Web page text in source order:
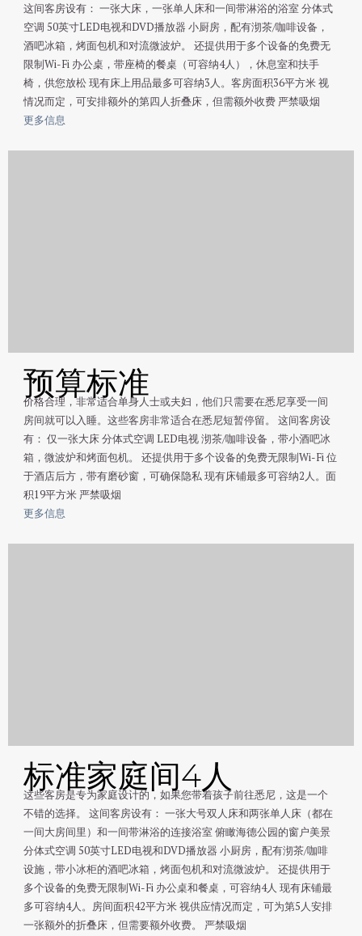
这间客房设有： 一张大床，一张单人床和一间带淋浴的浴室 分体式
空调 50英寸LED电视和DVD播放器 小厨房，配有沏茶/咖啡设备，
酒吧冰箱，烤面包机和对流微波炉。 还提供用于多个设备的免费无
限制Wi-Fi 办公桌，带座椅的餐桌（可容纳4人），休息室和扶手
椅，供您放松 现有床上用品最多可容纳3人。客房面积36平方米 视
情况而定，可安排额外的第四人折叠床，​​但需额外收费 严禁吸烟
更多信息
预算标准
价格合理，非常适合单身人士或夫妇，他们只需要在悉尼享受一间
房间就可以入睡。这些客房非常适合在悉尼短暂停留。 这间客房设
有： 仅一张大床 分体式空调 LED电视 沏茶/咖啡设备，带小酒吧冰
箱，微波炉和烤面包机。 还提供用于多个设备的免费无限制Wi-Fi 位
于酒店后方，带有磨砂窗，可确保隐私 现有床铺最多可容纳2人。面
积19平方米 严禁吸烟
更多信息
标准家庭间4人
这些客房是专为家庭设计的，如果您带着孩子前往悉尼，这是一个
不错的选择。 这间客房设有： 一张大号双人床和两张单人床（都在
一间大房间里）和一间带淋浴的连接浴室 俯瞰海德公园的窗户美景
分体式空调 50英寸LED电视和DVD播放器 小厨房，配有沏茶/咖啡
设施，带小冰柜的酒吧冰箱，烤面包机和对流微波炉。 还提供用于
多个设备的免费无限制Wi-Fi 办公桌和餐桌，可容纳4人 现有床铺最
多可容纳4人。房间面积42平方米 视供应情况而定，可为第5人安排
一张额外的折叠床，但需要额外收费。 严禁吸烟